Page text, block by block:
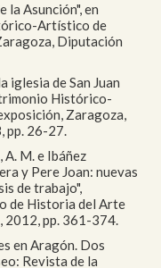
la Asunción", en
Artístico de
Diputación
iglesia de San Juan
Histórico-
Zaragoza,
pp. 26-27.
A. M. e Ibáñez
y Pere Joan: nuevas
de trabajo",
de Historia del Arte
2012, pp. 361-374.
en Aragón. Dos
Revista de la